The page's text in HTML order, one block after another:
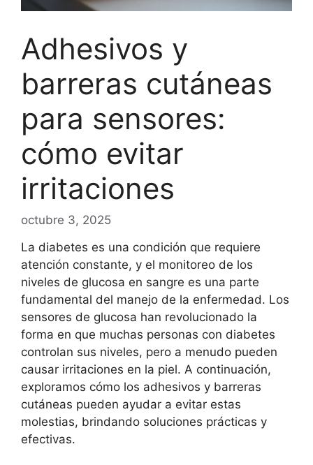
Adhesivos y
barreras cutáneas
para sensores:
cómo evitar
irritaciones
octubre 3, 2025
La diabetes es una condición que requiere
atención constante, y el monitoreo de los
niveles de glucosa en sangre es una parte
fundamental del manejo de la enfermedad. Los
sensores de glucosa han revolucionado la
forma en que muchas personas con diabetes
controlan sus niveles, pero a menudo pueden
causar irritaciones en la piel. A continuación,
exploramos cómo los adhesivos y barreras
cutáneas pueden ayudar a evitar estas
molestias, brindando soluciones prácticas y
efectivas.